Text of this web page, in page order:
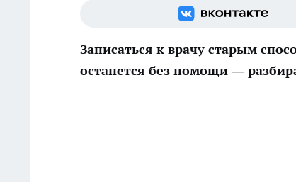
Записаться к врачу старым
останется без помощи —